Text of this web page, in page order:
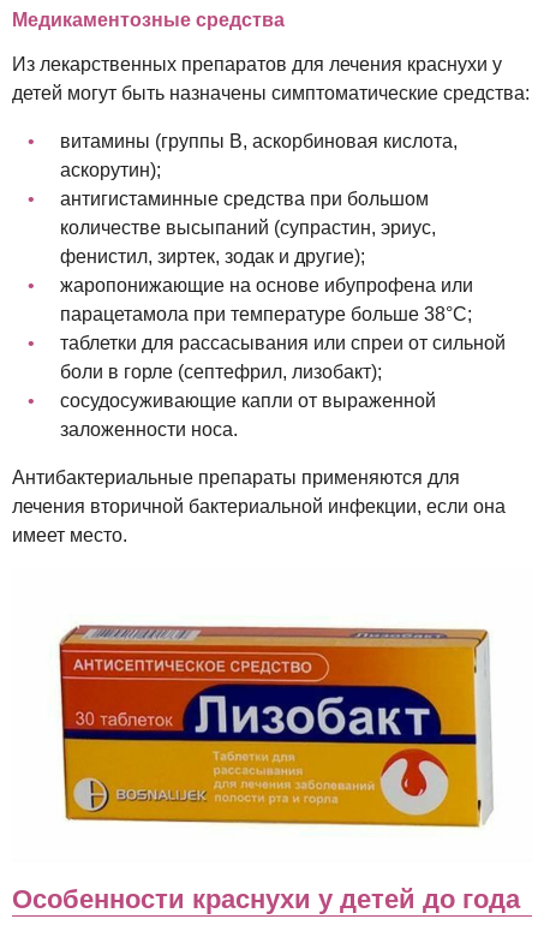
Медикаментозные средства
Из лекарственных препаратов для лечения краснухи у
детей могут быть назначены симптоматические средства:
витамины (группы B, аскорбиновая кислота,
аскорутин);
антигистаминные средства при большом
количестве высыпаний (супрастин, эриус,
фенистил, зиртек, зодак и другие);
жаропонижающие на основе ибупрофена или
парацетамола при температуре больше 38°С;
таблетки для рассасывания или спреи от сильной
боли в горле (септефрил, лизобакт);
сосудосуживающие капли от выраженной
заложенности носа.
Антибактериальные препараты применяются для
лечения вторичной бактериальной инфекции, если она
имеет место.
Особенности краснухи у детей до года